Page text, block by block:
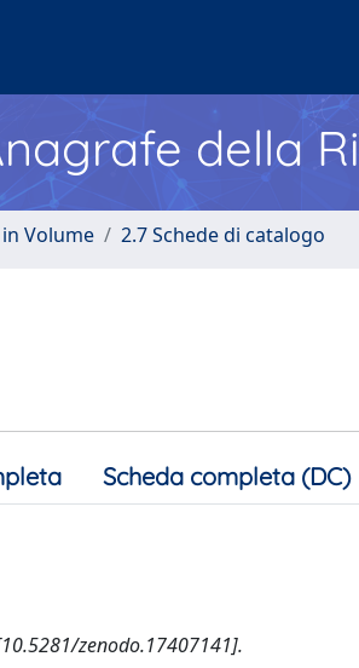
della
Volume 2.7 Schede di catalogo
Scheda completa (DC)
zenodo.17407141].